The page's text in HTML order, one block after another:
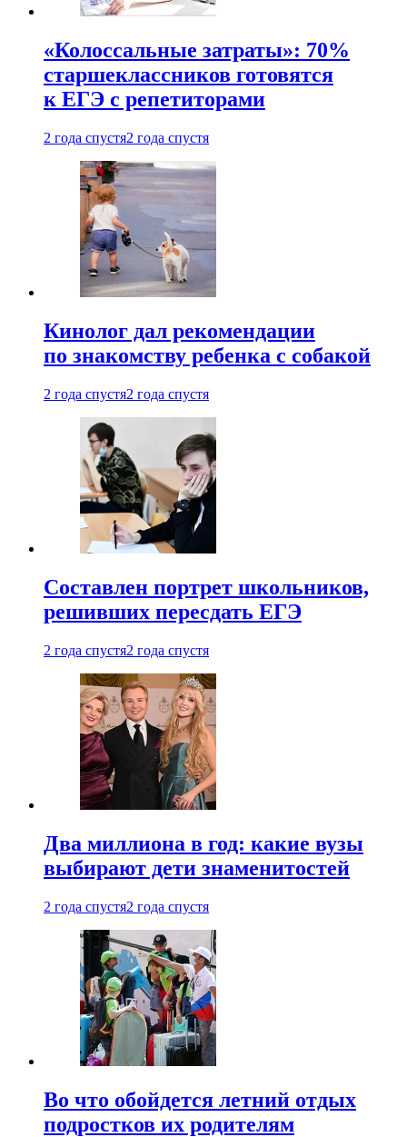
«Колоссальные затраты»: 70%
старшеклассников готовятся
к ЕГЭ с репетиторами
2 года спустя2 года спустя
Кинолог дал рекомендации
по знакомству ребенка с собакой
2 года спустя2 года спустя
Составлен портрет школьников,
решивших пересдать ЕГЭ
2 года спустя2 года спустя
Два миллиона в год: какие вузы
выбирают дети знаменитостей
2 года спустя2 года спустя
Во что обойдется летний отдых
подростков их родителям